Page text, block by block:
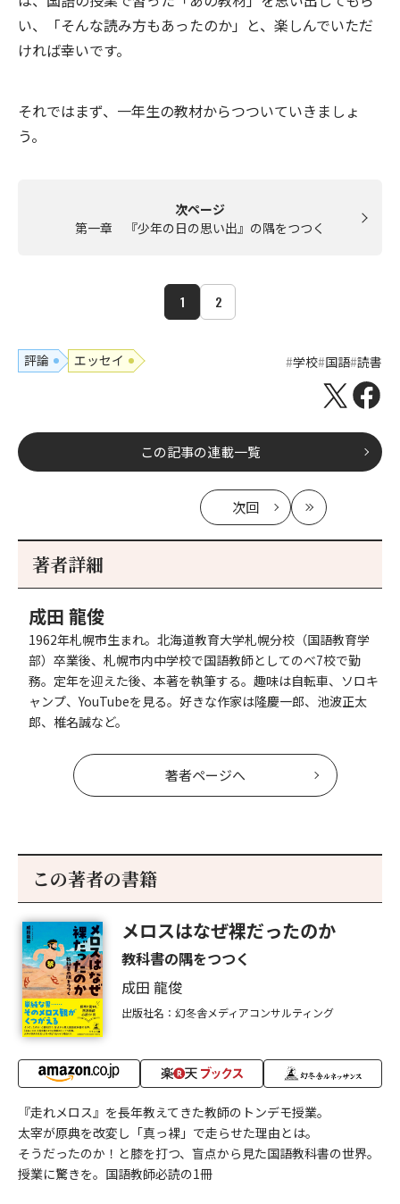
い、「そんな読み方もあったのか」と、楽しんでいただ
ければ幸いです。
それではまず、一年生の教材からつついていきましょ
う。
次ページ
第一章 『少年の日の思い出』の隅をつつく
1 2
評論 エッセイ 学校 国語 読書
この記事の連載一覧
次回
記
最
新
著者詳細
成田 龍俊
1962年札幌市生まれ。北海道教育大学札幌分校（国語教育学
部）卒業後、札幌市内中学校で国語教師としてのべ7校で勤
務。定年を迎えた後、本著を執筆する。趣味は自転車、ソロキ
ャンプ、YouTubeを見る。好きな作家は隆慶一郎、池波正太
郎、椎名誠など。
著者ページへ
この著者の書籍
メロスはなぜ裸だったのか
教科書の隅をつつく
成田 龍俊
出版社名：幻冬舎メディアコンサルティング
『走れメロス』を長年教えてきた教師のトンデモ授業。
太宰が原典を改変し「真っ裸」で走らせた理由とは。
そうだったのか！と膝を打つ、盲点から見た国語教科書の世界。
授業に驚きを。国語教師必読の1冊